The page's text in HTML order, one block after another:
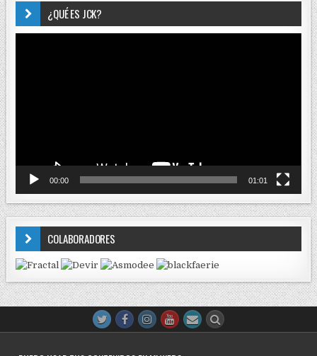
¿QUÉ ES JCK?
00:00 01:01
COLABORADORES